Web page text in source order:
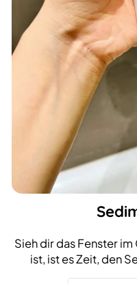
Sieh dir das Fenster
ist, ist es Zeit, den